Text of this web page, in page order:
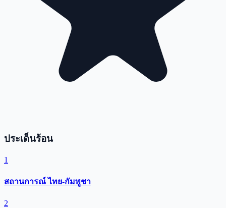
ประเด็นร้อน
1
สถานการณ์ ไทย-กัมพูชา
2